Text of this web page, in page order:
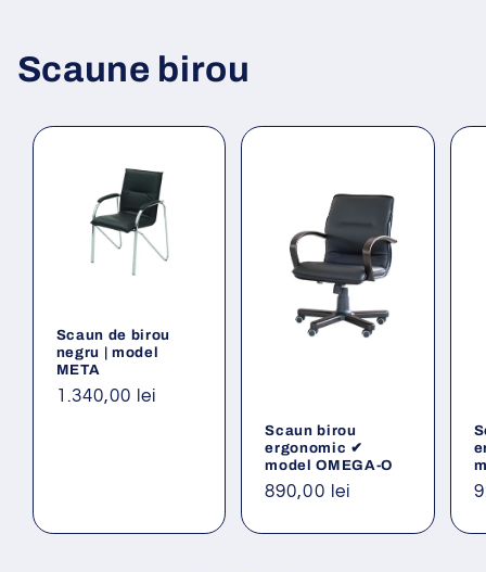
Scaune birou
Scaun de birou
negru | model
META
Preț
1.340,00 lei
Scaun birou
ergonomic ✔
model OMEGA-O
Preț
890,00 lei